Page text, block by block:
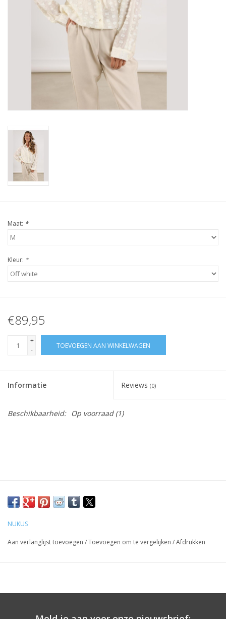
Maat: *
Kleur: *
€89,95
+
-
TOEVOEGEN AAN WINKELWAGEN
Informatie Reviews (0)
Beschikbaarheid: Op voorraad(1)
NUKUS
Aan verlanglijst toevoegen /Toevoegen om te vergelijken /Afdrukken